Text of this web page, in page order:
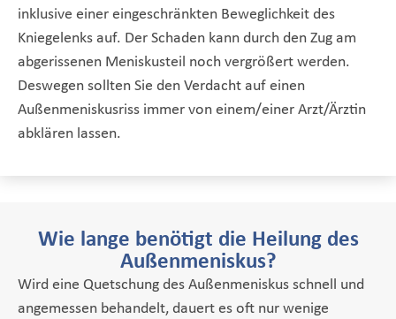
inklusive einer eingeschränkten Beweglichkeit des
Kniegelenks auf. Der Schaden kann durch den Zug am
abgerissenen Meniskusteil noch vergrößert werden.
Deswegen sollten Sie den Verdacht auf einen
Außenmeniskusriss immer von einem/einer Arzt/Ärztin
abklären lassen.
Wie lange benötigt die Heilung des
Außenmeniskus?
Wird eine Quetschung des Außenmeniskus schnell und
angemessen behandelt, dauert es oft nur wenige